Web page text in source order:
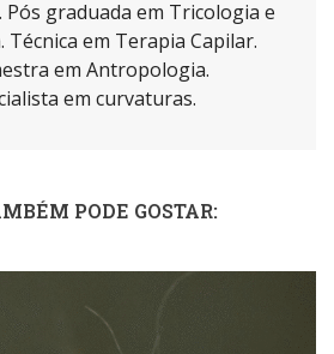
Pós graduada em Tricologia e
Técnica em Terapia Capilar.
em Antropologia.
em curvaturas.
PODE GOSTAR: